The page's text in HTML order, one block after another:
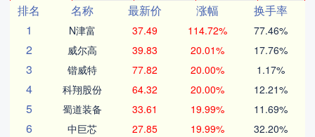
排名
名称 最新价 涨幅
换手率
1
N津富 37.49 114.72% 77.46%
2 威尔高 39.83 20.01% 17.76%
3 锴威特 77.82 20.00% 1.17%
4 科翔股份 64.32 20.00% 12.21%
5 蜀道装备 33.61 19.99% 11.69%
6 中巨芯 27.85 19.99% 32.20%